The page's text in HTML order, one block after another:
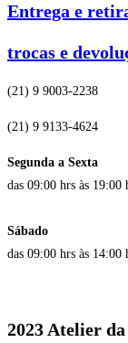
Entrega e
trocas e
(21) 9 9003-2238
(21) 9 9133-4624
Segunda a Sexta
das 09:00 hrs às 19:00
Sábado
das 09:00 hrs às 14:00
2023 Atelier